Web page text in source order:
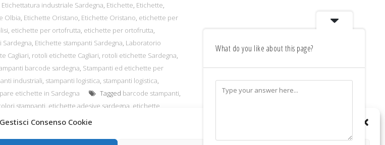
Gestisci Consenso Cookie
Etichettatura industriale Sardegna, Etichette, Etichette,
Olbia, Etichette Oristano, Etichette Oristano, etichette per
, etichette per ortofrutta, etichette per ortofrutta,
Sardegna, Etichette stampanti Sardegna, Laboratorio
Cagliari, rotoli etichette Cagliari, rotoli etichette Sardegna,
barcode sardegna, Stampanti ed etichette per
industriali, stampanti logistica, stampanti logistica,
etichette in Sardegna Tagged barcode stampanti,
stampanti etichette adesive sardegna etichette
Stampante Etichette a Colori SARDEGNA
What do you like about this page?